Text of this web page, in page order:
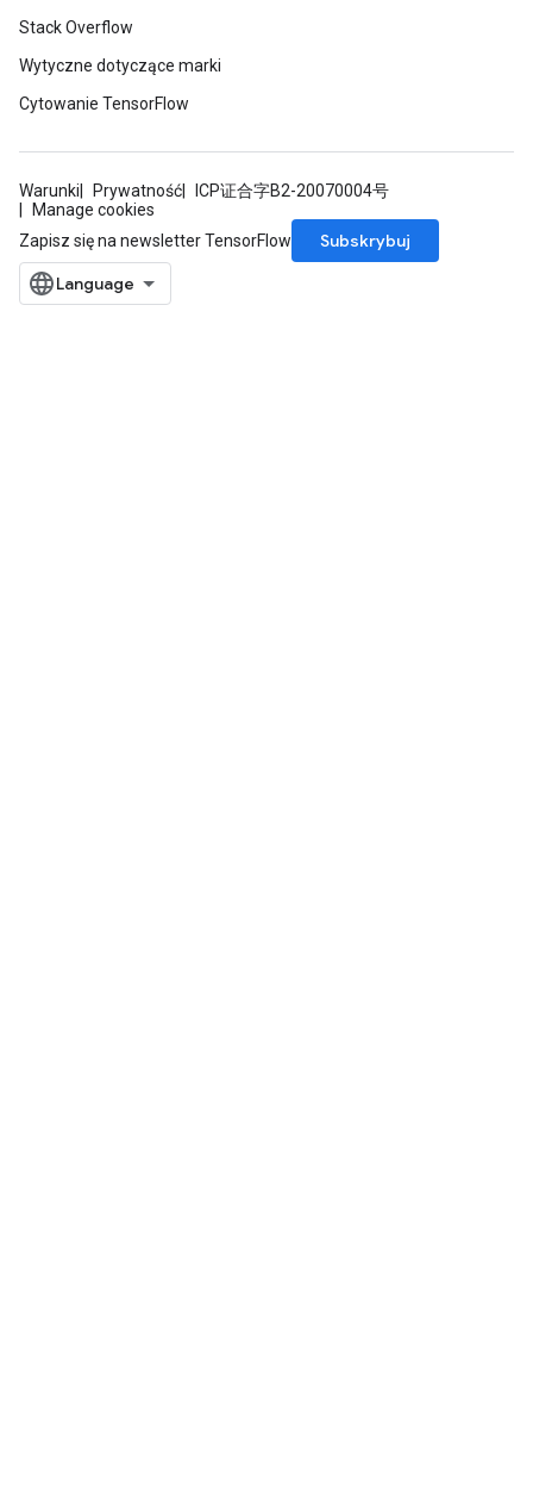
Stack Overflow
Wytyczne dotyczące marki
Cytowanie TensorFlow
Warunki Prywatność
ICP证合字B2-20070004号
Manage cookies
Zapisz się na newsletter TensorFlow
Subskrybuj